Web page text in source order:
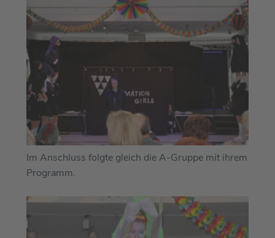
Im Anschluss folgte gleich die A-Gruppe mit ihrem
Programm.